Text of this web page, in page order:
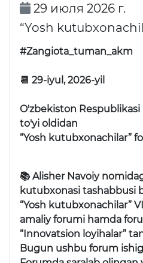
29 июля 2026 г.
“Yosh
#Zangiota_tuman_akm
📆 29-iyul, 2026-yil
O'zbekiston
to'yi oldidan
“Yosh kutubxonachilar”
📚 Alisher Navoiy
kutubxonasi tashabbusi
“Yosh kutubxonachilar”
amaliy forumi hamda
“Innovatsion loyihalar”
Bugun ushbu forum